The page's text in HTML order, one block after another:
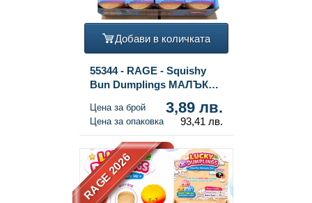
Добави в количката
55344 - RAGE - Squishy
Bun Dumplings МАЛЪК
Fidget Toy (24 бр.)
Цена за брой 3,89 лв.
Цена за опаковка 93,41 лв.
RAGE 2026